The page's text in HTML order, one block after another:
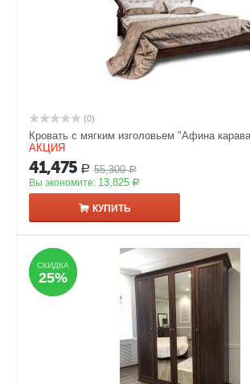
(0)
Кровать с мягким изголовьем "Афина
АКЦИЯ
41,475 Р 55,300 Р
Вы экономите: 13,825 Р
КУПИТЬ
СКИДКА
25%
СКИДКА
25%